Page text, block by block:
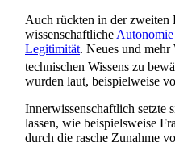
Auch rückten in der zweiten
wissenschaftliche Autonomie
Legitimität. Neues und mehr
technischen Wissens zu
wurden laut, beispielweise
Innerwissenschaftlich setzte
lassen, wie beispielsweise
durch die rasche Zunahme